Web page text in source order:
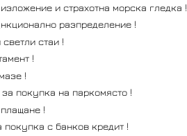
и страхотна морска гледка !
разпределение !
стаи !
!
!
покупка на паркомясто !
!
покупка с банков кредит !